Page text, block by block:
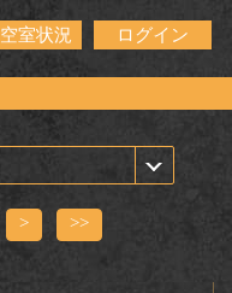
空室状況 ログイン
> >>